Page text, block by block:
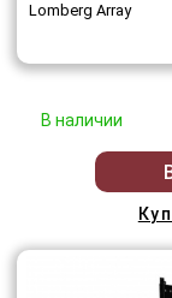
Lomberg Array
В наличии